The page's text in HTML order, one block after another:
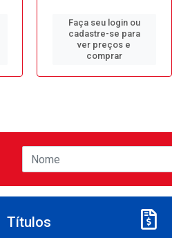
Faça seu login ou
cadastre-se para
ver preços e
comprar
Títulos